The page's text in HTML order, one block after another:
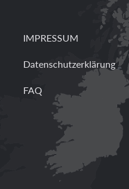
IMPRESSUM
Datenschutzerklärung
FAQ